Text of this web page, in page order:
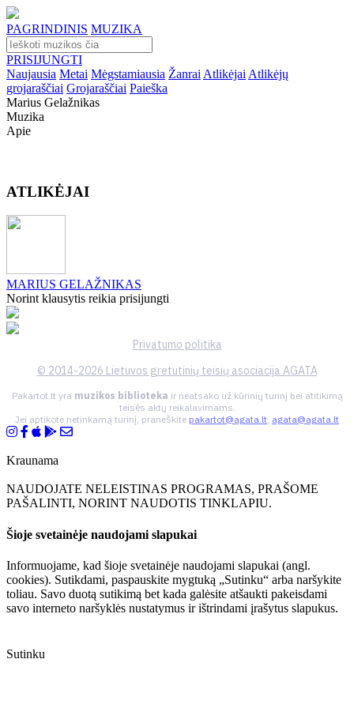
PAGRINDINIS MUZIKA
PRISIJUNGTI
Naujausia Metai Mėgstamiausia Žanrai Atlikėjai Atlikėjų
grojaraščiai Grojaraščiai Paieška
Marius Gelažnikas
Muzika
Apie
ATLIKĖJAI
MARIUS GELAŽNIKAS
Norint klausytis reikia prisijungti
Privatumo politika
© 2014-2026 Lietuvos gretutinių teisių asociacija AGATA
Pakartot.lt yra muzikos biblioteka ir neatsako už kūrinių turinį bei atitikimą
teisės aktų reikalavimams.
Jei aptikote netinkamą turinį, praneškite pakartot@agata.lt, agata@agata.lt
Kraunama
NAUDOJATE NELEISTINAS PROGRAMAS, PRAŠOME
PAŠALINTI, NORINT NAUDOTIS TINKLAPIU.
Šioje svetainėje naudojami slapukai
Informuojame, kad šioje svetainėje naudojami slapukai (angl.
cookies). Sutikdami, paspauskite mygtuką „Sutinku“ arba naršykite
toliau. Savo duotą sutikimą bet kada galėsite atšaukti pakeisdami
savo interneto naršyklės nustatymus ir ištrindami įrašytus slapukus.
Sutinku